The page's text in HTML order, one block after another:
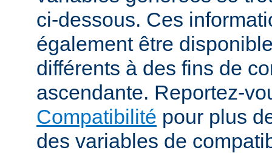
ci-dessous. Ces
également être
différents à des fins de
ascendante. Reportez-
Compatibilité pour plus
des variables de